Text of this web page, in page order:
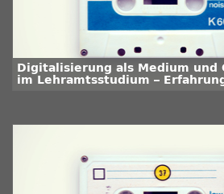
Digitalisierung als Medium und
im Lehramtsstudium –